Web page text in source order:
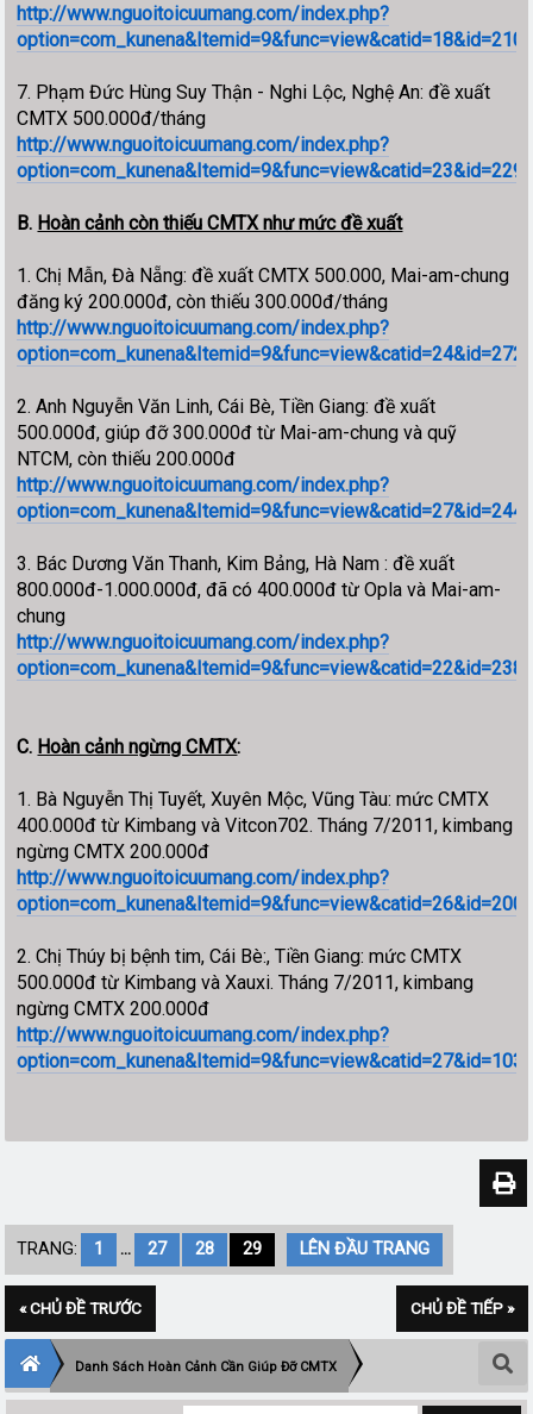
http://www.nguoitoicuumang.com/index.php?
7. Phạm Đức Hùng Suy Thận - Nghi Lộc, Nghệ An: đề xuất
CMTX 500.000đ/tháng
http://www.nguoitoicuumang.com/index.php?
B. Hoàn cảnh còn thiếu CMTX như mức đề xuất
1. Chị Mẫn, Đà Nẵng: đề xuất CMTX 500.000, Mai-am-chung
đăng ký 200.000đ, còn thiếu 300.000đ/tháng
http://www.nguoitoicuumang.com/index.php?
2. Anh Nguyễn Văn Linh, Cái Bè, Tiền Giang: đề xuất
500.000đ, giúp đỡ 300.000đ từ Mai-am-chung và quỹ
NTCM, còn thiếu 200.000đ
http://www.nguoitoicuumang.com/index.php?
3. Bác Dương Văn Thanh, Kim Bảng, Hà Nam : đề xuất
800.000đ-1.000.000đ, đã có 400.000đ từ Opla và Mai-am-
chung
http://www.nguoitoicuumang.com/index.php?
C. Hoàn cảnh ngừng CMTX:
1. Bà Nguyễn Thị Tuyết, Xuyên Mộc, Vũng Tàu: mức CMTX
400.000đ từ Kimbang và Vitcon702. Tháng 7/2011, kimbang
ngừng CMTX 200.000đ
http://www.nguoitoicuumang.com/index.php?
2. Chị Thúy bị bệnh tim, Cái Bè:, Tiền Giang: mức CMTX
500.000đ từ Kimbang và Xauxi. Tháng 7/2011, kimbang
ngừng CMTX 200.000đ
http://www.nguoitoicuumang.com/index.php?
TRANG: 1 ... 27 28 29 LÊN ĐẦU TRANG
« CHỦ ĐỀ TRƯỚC CHỦ ĐỀ TIẾP »
Danh Sách Hoàn Cảnh Cần Giúp Đỡ CMTX